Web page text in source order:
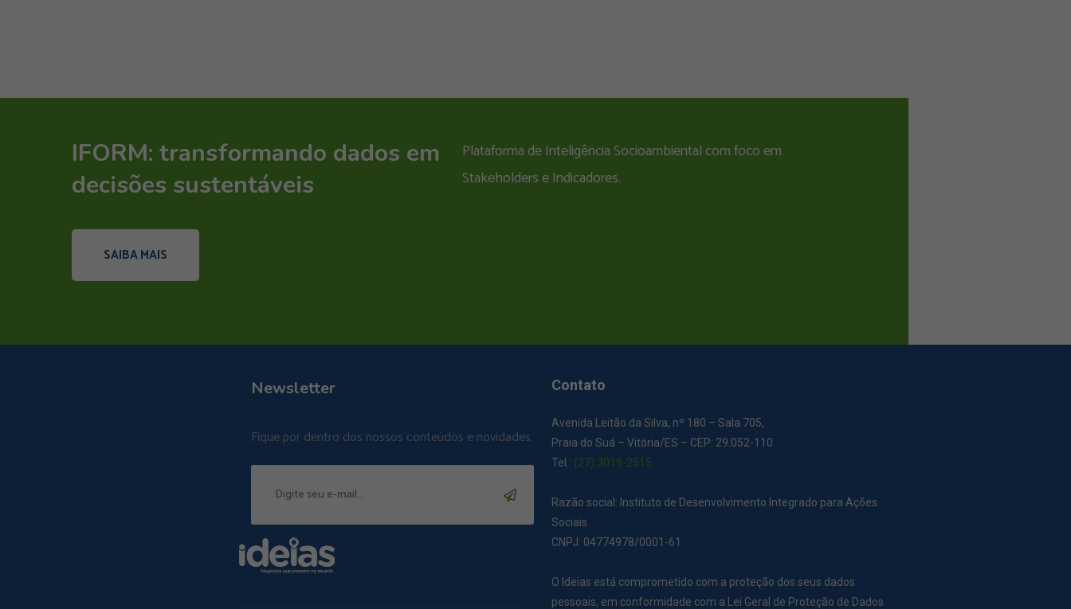
IFORM: transformando dados em
decisões sustentáveis
Plataforma de Inteligência Socioambiental com foco em
Stakeholders e Indicadores.
SAIBA MAIS
Newsletter
Fique por dentro dos nossos conteúdos e novidades.
Contato
Avenida Leitão da Silva, nº 180 – Sala 705,
Praia do Suá – Vitória/ES – CEP: 29.052-110
Tel.: (27) 3019-2515
Razão social: Instituto de Desenvolvimento Integrado para Ações
Sociais
CNPJ: 04774978/0001-61
O Ideias está comprometido com a proteção dos seus dados
pessoais, em conformidade com a Lei Geral de Proteção de Dados